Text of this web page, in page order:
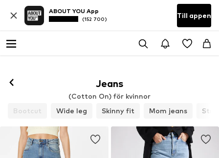
ABOUT YOU App
(152 700) Till appen
Jeans
(Cotton On) för kvinnor
Bootcut
Wide leg Skinny fit Mom jeans